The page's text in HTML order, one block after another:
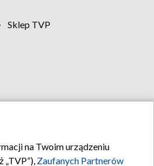
Sklep TVP
na Twoim urządzeniu
„TVP”), Zaufanych Partnerów